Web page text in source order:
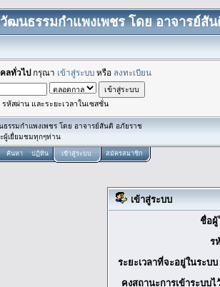
ฒนธรรมกำแพงเพชร โดย อาจารย์สั
ลทั่วไปกรุณา เข้าสู่ระบบ หรือ ลงทะเบียน
หัสผ่าน และระยะเวลาในเซสชั่น
รรมกำแพงเพชร โดย อาจารย์สันติ อภัยราช
ผู้เยื่ยมชมทุกๆท่าน
ค้นหา ปฏิทิน เข้าสู่ระบบ สมัครสมาชิก
เข้าสู่ระบบ
ชื่อผู้
ร
ระยะเวลาที่จะอยู่ในระบ
คงสถานะการเข้าระบบ